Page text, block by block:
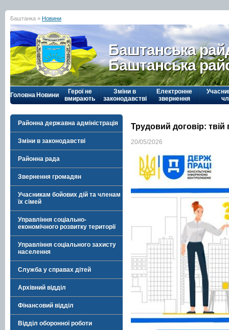
Баштанка » Новини
Баштанська
Баштанська
Головна Новини
Герої не
вмирають
Зміни в
законодавстві
Електронне
звернення
Районна державна адміністрація
Зміни в законодавстві
Районна рада
Звернення громадян
Учасникам бойових дій та членам
їх сімей
Управління соціально-
економічного розвитку території
Управління соціального захисту
населення
Служба у справах дітей
Архівний відділ
Фінансовий відділ
Відділ оборонної роботи
Трудовий договір: твій
20/05/2026